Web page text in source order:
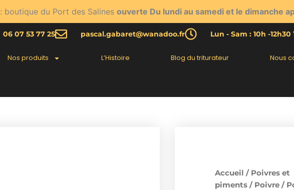
: boutique du Port des Salines ouverte Du lundi au samedi et le dimanche
06 07 53 77 25 pascal.gabaret@wanadoo.fr Lun - Sam : 10h -12h30
Nos produits L’Histoire Blog du triturateur Nous
Accueil / Poivres et
piments / Poivre /